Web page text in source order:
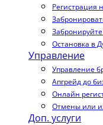
Регистрация
Остановка в
Управление
Управление
Апгрейд до
Онлайн
Отмены или
Доп. услуги